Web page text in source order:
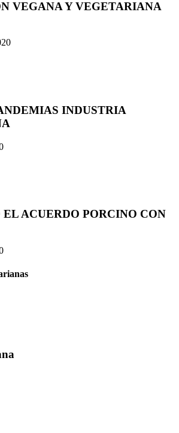
VEGANA Y VEGETARIANA
INDUSTRIA
ACUERDO PORCINO CON